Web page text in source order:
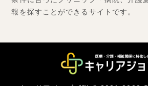
報を探すことができるサイトです。